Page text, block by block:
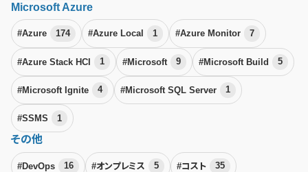
Microsoft Azure
#Azure 174 #Azure Local 1 #Azure Monitor 7
#Azure Stack HCI 1 #Microsoft 9 #Microsoft Build 5
#Microsoft Ignite 4 #Microsoft SQL Server 1
#SSMS 1
その他
#DevOps 16 #オンプレミス 5 #コスト 35